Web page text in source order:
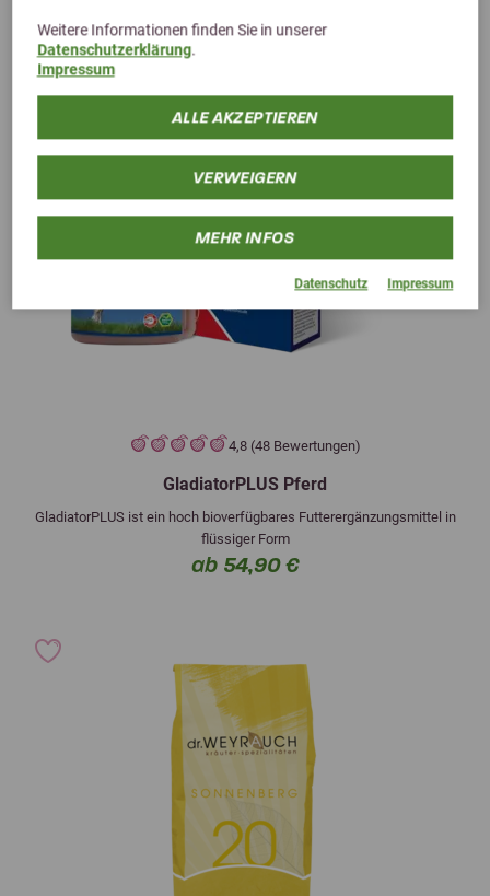
Weitere Informationen finden Sie in unserer
Datenschutzerklärung.
Impressum
ALLE AKZEPTIEREN
VERWEIGERN
MEHR INFOS
Datenschutz Impressum
4,8 (48 Bewertungen)
GladiatorPLUS Pferd
GladiatorPLUS ist ein hoch bioverfügbares Futterergänzungsmittel in
flüssiger Form
ab 54,90 €